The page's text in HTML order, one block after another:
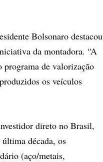
Bolsonaro destacou
da montadora. “A
programa de valorização
os veículos
direto no Brasil,
década, os
(aço/metais,